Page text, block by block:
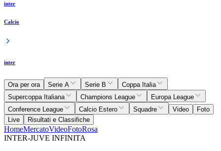
inter
Calcio
inter
Ora per ora Serie A Serie B
Coppa Italia
Supercoppa Italiana
Champions League
Europa League
Conference League
Calcio Estero Squadre Video
Foto
Live
Risultati e Classifiche
HomeMercatoVideoFotoRosa
INTER-JUVE INFINITA